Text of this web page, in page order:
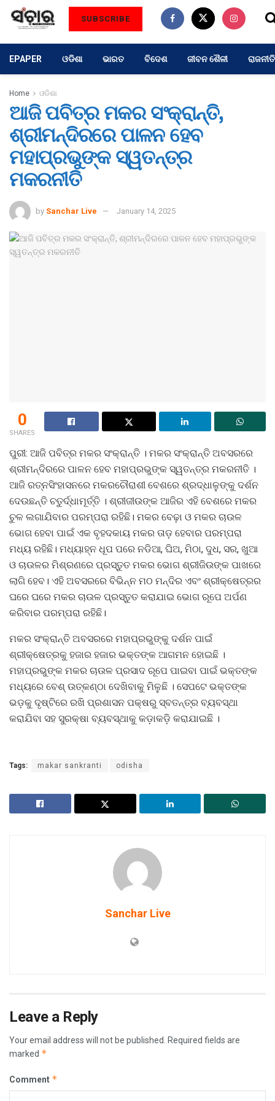
SUBSCRIBE
EPAPER ଓଡିଶା ଭାରତ ବିଦେଶ ଜୀବନ ଶୈଳୀ ରାଜନୀତି
Home ଓଡିଶା
ଆଜି ପବିତ୍ର ମକର ସଂକ୍ରାନ୍ତି,
ଶ୍ରୀମନ୍ଦିରରେ ପାଳନ ହେବ
ମହାପ୍ରଭୁଙ୍କ ସ୍ୱତନ୍ତ୍ର
ମକରନୀତି
by Sanchar Live January 14, 2025
0
SHARES
ପୁରୀ: ଆଜି ପବିତ୍ର ମକର ସଂକ୍ରାନ୍ତି । ମକର ସଂକ୍ରାନ୍ତି ଅବସରରେ
ଶ୍ରୀମନ୍ଦିରରେ ପାଳନ ହେବ ମହାପ୍ରଭୁଙ୍କ ସ୍ୱତନ୍ତ୍ର ମକରନୀତି ।
ଆଜି ରତ୍ନସିଂହାସନରେ ମକରଚୌରାଶୀ ବେଶରେ ଶ୍ରଦ୍ଧାଳୁଙ୍କୁ ଦର୍ଶନ
ଦେଉଛନ୍ତି ଚତୁର୍ଦ୍ଧାମୂର୍ତ୍ତି । ଶ୍ରୀଜୀଉଙ୍କ ଆଜିର ଏହି ବେଶରେ ମକର
ଚୁଳ ଲଗାଯିବାର ପରମ୍ପରା ରହିଛି। ମକର ବେଢ଼ା ଓ ମକର ଚାଉଳ
ଭୋଗ ହେବା ପାଇଁ ଏକ ବୃହଦକାୟ ମକର ତାଡ଼ ହେବାର ପରମ୍ପରା
ମଧ୍ୟ ରହିଛି। ମଧ୍ୟାହ୍ନ ଧୂପ ପରେ ନଡିଆ, ଘିଅ, ମିଠା, ଦୁଧ, ସର, ଖୁଆ
ଓ ଚାଉଳର ମିଶ୍ରଣରେ ପ୍ରସ୍ତୁତ ମକର ଭୋଗ ଶ୍ରୀଜିଉଙ୍କ ପାଖରେ
ଲାଗି ହେବ। ଏହି ଅବସରରେ ବିଭିନ୍ନ ମଠ ମନ୍ଦିର ଏବଂ ଶ୍ରୀକ୍ଷେତ୍ରର
ଘରେ ଘରେ ମକର ଚାଉଳ ପ୍ରସ୍ତୁତ କରାଯାଇ ଭୋଗ ରୂପେ ଅର୍ପଣ
କରିବାର ପରମ୍ପରା ରହିଛି।
ମକର ସଂକ୍ରାନ୍ତି ଅବସରରେ ମହାପ୍ରଭୁଙ୍କୁ ଦର୍ଶନ ପାଇଁ
ଶ୍ରୀକ୍ଷେତ୍ରକୁ ହଜାର ହଜାର ଭକ୍ତଙ୍କ ଆଗମନ ହୋଇଛି ।
ମହାପ୍ରଭୁଙ୍କ ମକର ଚାଉଳ ପ୍ରସାଦ ରୂପେ ପାଇବା ପାଇଁ ଭକ୍ତଙ୍କ
ମଧ୍ୟରେ ବେଶ୍ ଉତ୍କଣ୍ଠା ଦେଖିବାକୁ ମିଳୁଛି । ସେପଟେ ଭକ୍ତଙ୍କ
ଭଡ଼କୁ ଦୃଷ୍ଟିରେ ରଖି ପ୍ରଶାସନ ପକ୍ଷରୁ ସ୍ବତନ୍ତ୍ର ବ୍ୟବସ୍ଥା
କରାଯିବା ସହ ସୁରକ୍ଷା ବ୍ୟବସ୍ଥାକୁ କଡ଼ାକଡ଼ି କରାଯାଇଛି ।
Tags: makar sankranti odisha
Sanchar Live
Leave a Reply
Your email address will not be published. Required fields are
marked *
Comment *